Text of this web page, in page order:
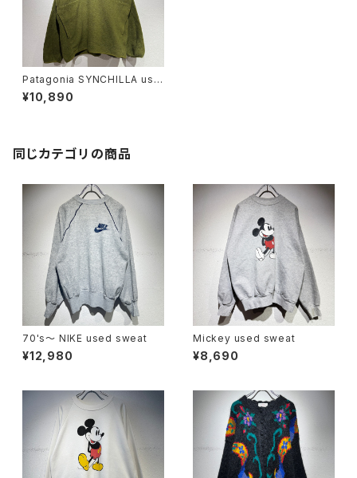
Patagonia SYNCHILLA use
d Marsupial fleece
¥10,890
同じカテゴリの商品
70's〜 NIKE used sweat
¥12,980
Mickey used sweat
¥8,690